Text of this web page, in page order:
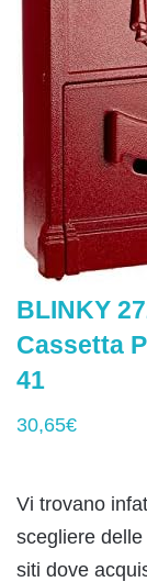
BLINKY
Cassetta
41
30,65€
Vi trovano
scegliere
siti dove